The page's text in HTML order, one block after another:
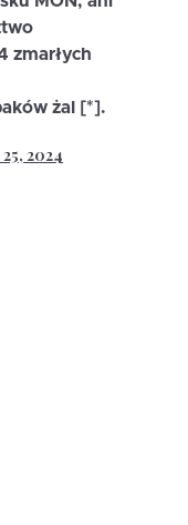
zmarłych
żal [*].
2024